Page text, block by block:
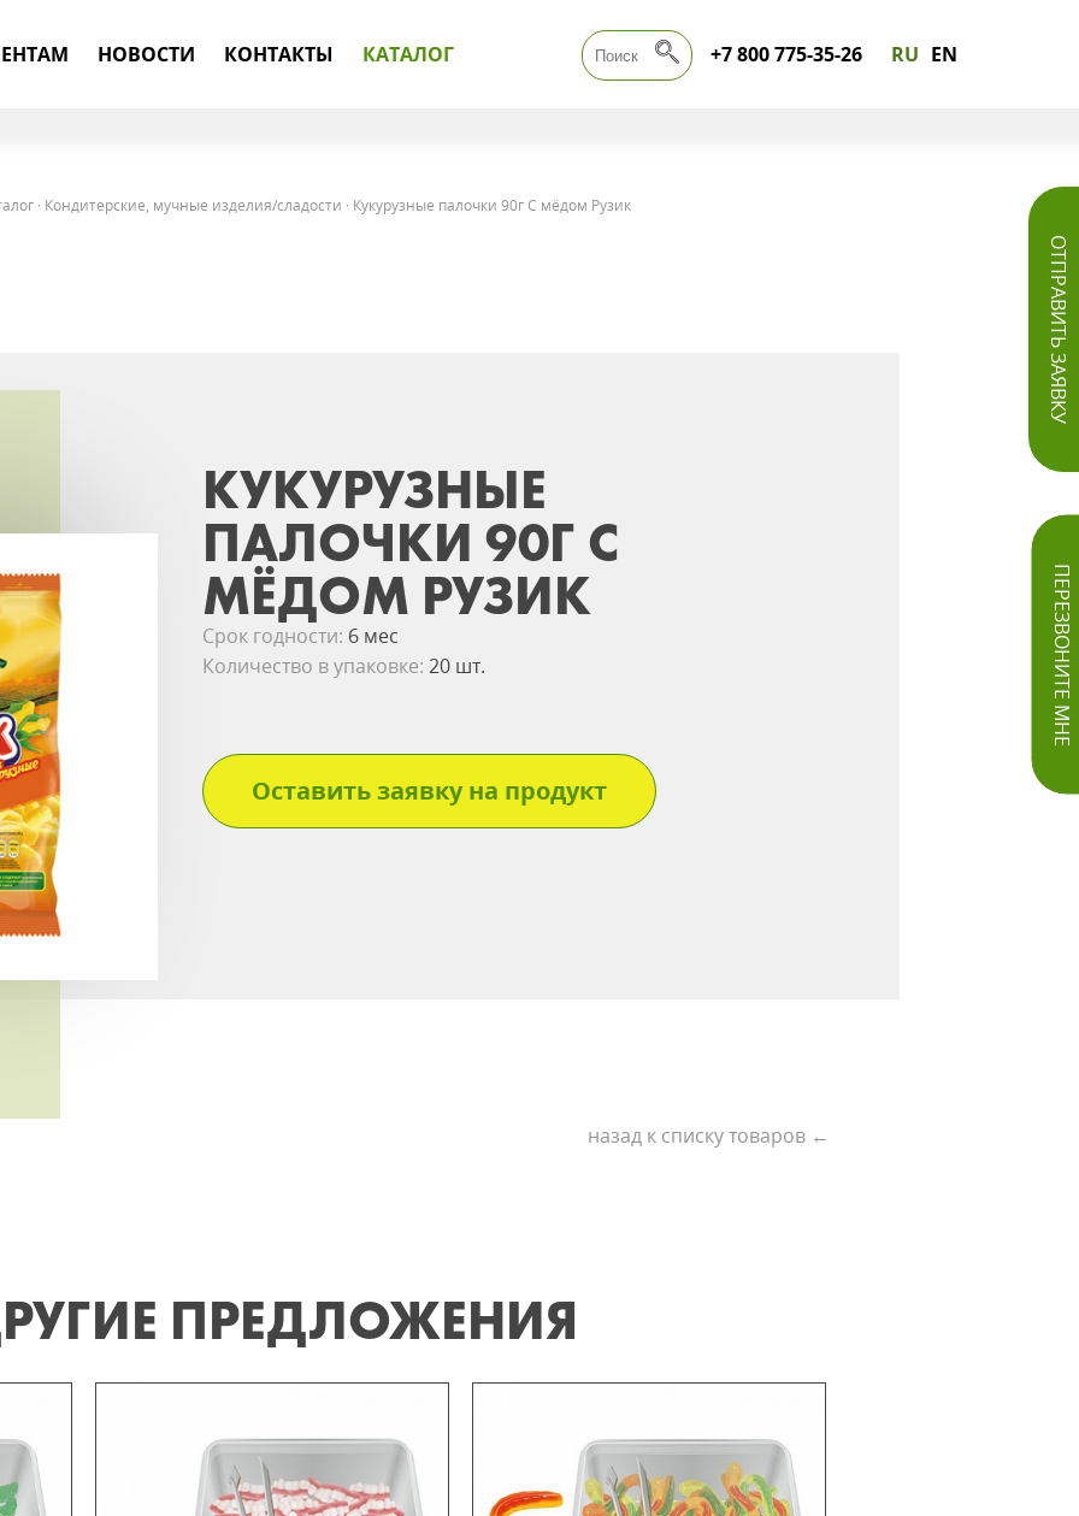
НОВОСТИ КОНТАКТЫ КАТАЛОГ +7 800 775-35-26 RU EN
ОТПРАВИТЬ ЗАЯВКУ
ПЕРЕЗВОНИТЕ МНЕ
· Кондитерские, мучные изделия/сладости · Кукурузные палочки 90г С мёдом Рузик
КУКУРУЗНЫЕ
ПАЛОЧКИ 90Г С
МЁДОМ РУЗИК
Срок годности: 6 мес
Количество в упаковке:20 шт.
Оставить заявку на продукт
назад к списку товаров ←
ПРЕДЛОЖЕНИЯ